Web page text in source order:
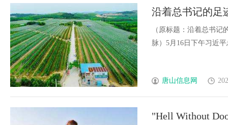
沿着总书记的足
不息的中华文脉
（原标题：沿着总书记
脉）5月16日下午习近
唐山信息网
"Hell Without